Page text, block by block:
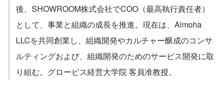
後、SHOWROOM株式会社でCOO（最高執行責任者）
として、事業と組織の成長を推進。現在は、Almoha
LLCを共同創業し、組織開発やカルチャー醸成のコンサ
ルティングおよび、組織開発のためのサービス開発に取
り組む。グロービス経営大学院 客員准教授。